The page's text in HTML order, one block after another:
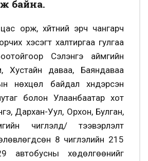
байна.
орж, хүйтний эрч чангарч
хэсэгт халтиргаа гулгаа
Сэлэнгэ аймгийн
Хустайн даваа, Баяндаваа
нөхцөл байдал хүндэрсэн
болон Улаанбаатар хот
Дархан-Уул, Орхон, Булган,
чиглэлд/ тээвэрлэлт
8 чиглэлийн 215
автобусны хөдөлгөөнийг